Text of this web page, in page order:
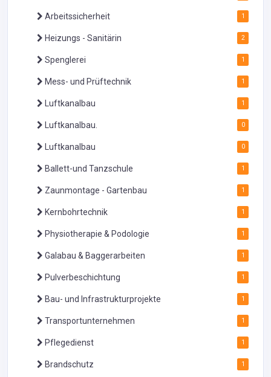
Arbeitssicherheit 1
Heizungs - Sanitärin 2
Spenglerei 1
Mess- und Prüftechnik 1
Luftkanalbau 1
Luftkanalbau. 0
Luftkanalbau 0
Ballett-und Tanzschule 1
Zaunmontage - Gartenbau 1
Kernbohrtechnik 1
Physiotherapie & Podologie 1
Galabau & Baggerarbeiten 1
Pulverbeschichtung 1
Bau- und Infrastrukturprojekte 1
Transportunternehmen 1
Pflegedienst 1
Brandschutz 1